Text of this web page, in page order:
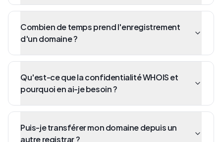
Combien de temps prend l'enregistrement
d'un domaine ?
Qu'est-ce que la confidentialité WHOIS et
pourquoi en ai-je besoin ?
Puis-je transférer mon domaine depuis un
autre registrar ?